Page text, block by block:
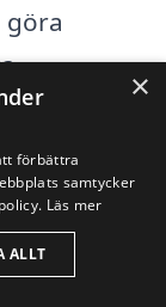
göra
utan
×
förbättra
samtycker
Läs mer
ALLT